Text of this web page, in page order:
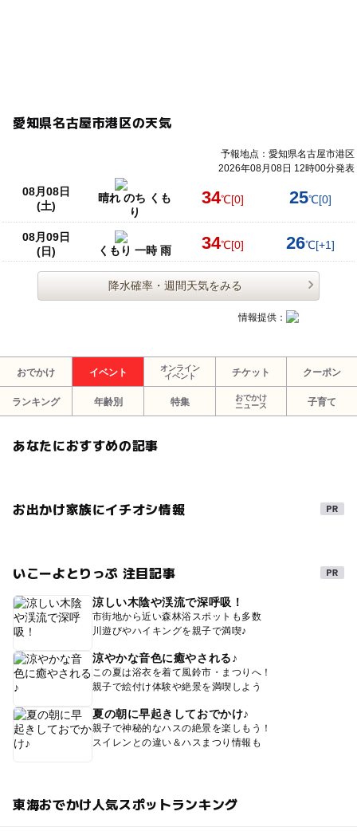
愛知県名古屋市港区の天気
予報地点：愛知県名古屋市港区
2026年08月08日 12時00分発表
08月08日
(土)
晴れ のち くも
り
34℃[0] 25℃[0]
08月09日
(日)
くもり 一時 雨 34℃[0] 26℃[+1]
降水確率・週間天気をみる
情報提供：
おでかけ イベント
オンライン
イベント
チケット クーポン
ランキング 年齢別 特集
おでかけ
ニュース
子育て
あなたにおすすめの記事
お出かけ家族にイチオシ情報
いこーよとりっぷ 注目記事
涼しい木陰や渓流で深呼吸！
市街地から近い森林浴スポットも多数
川遊びやハイキングを親子で満喫♪
涼やかな音色に癒やされる♪
この夏は浴衣を着て風鈴市・まつりへ！
親子で絵付け体験や絶景を満喫しよう
夏の朝に早起きしておでかけ♪
親子で神秘的なハスの絶景を楽しもう！
スイレンとの違い＆ハスまつり情報も
東海おでかけ人気スポットランキング